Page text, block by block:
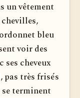
un vêtement
bleu
voir des
ses cheveux
pas très frisés
ter­minent